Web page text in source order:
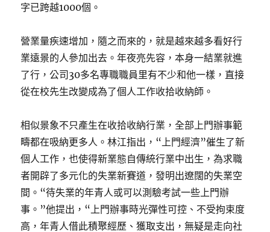
字已跨越1000個。
營業量疾速增加，隨之而來的，就是越來越多看好行
業遠景的人參加出去。年夜亮先容，本身一結業就進
了行，公司30多名專職職員里有不少和他一樣，直接
從在校先生改變成為了個人工作收拾收納師。
相似景象不只產生在收拾收納行業，全部上門辦事範
疇都在吸納更多人。林江指出，“上門經濟”催生了新
個人工作，也使得新業態自傳統行業中出生，為求職
者開辟了多元化的失業新賽道，發明出遼闊的失業空
間。“待失業的年青人或可以測驗考試一些上門辦
事。”他提出，“上門辦事時光彈性可控、不受拘束度
高，年青人借此積聚經歷、獲取支出，無疑是走向社